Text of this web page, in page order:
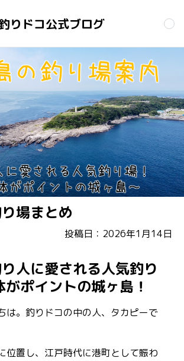
りドコ公式ブログ
場まとめ
投稿日：2026年1月14日
人に愛される人気釣り
ポイントの城ヶ島！
は。釣りドコの中の人、タカピーで
位置し、江戸時代に港町として賑わ